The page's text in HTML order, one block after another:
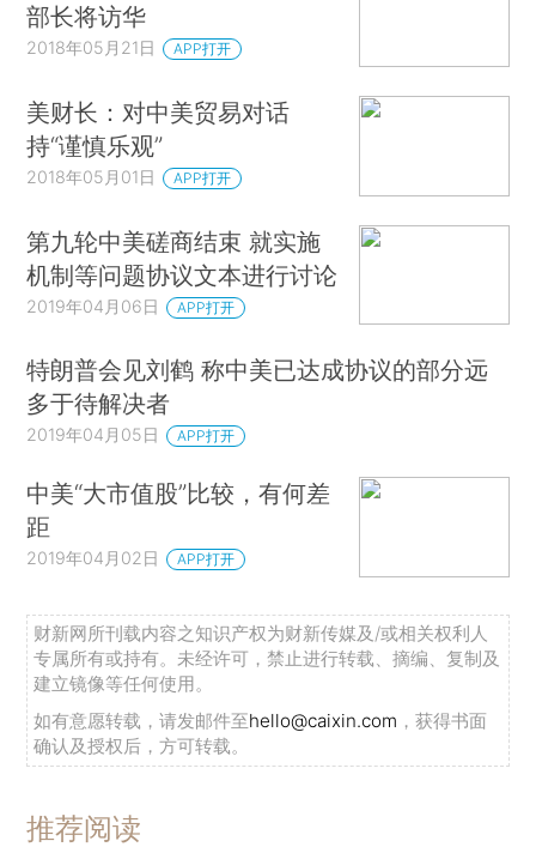
部长将访华
2018年05月21日 APP打开
美财长：对中美贸易对话
持“谨慎乐观”
2018年05月01日 APP打开
第九轮中美磋商结束 就实施
机制等问题协议文本进行讨论
2019年04月06日 APP打开
特朗普会见刘鹤 称中美已达成协议的部分远
多于待解决者
2019年04月05日 APP打开
中美“大市值股”比较，有何差
距
2019年04月02日 APP打开
财新网所刊载内容之知识产权为财新传媒及/或相关权利人
专属所有或持有。未经许可，禁止进行转载、摘编、复制及
建立镜像等任何使用。
如有意愿转载，请发邮件至hello@caixin.com ，获得书面
确认及授权后，方可转载。
推荐阅读